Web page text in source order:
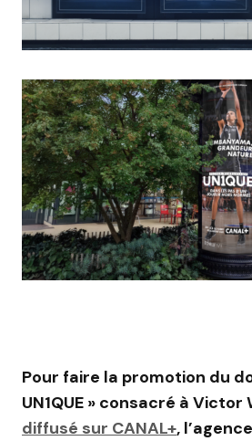
Pour faire la promotion du
UN1QUE » consacré à
diffusé sur CANAL+,